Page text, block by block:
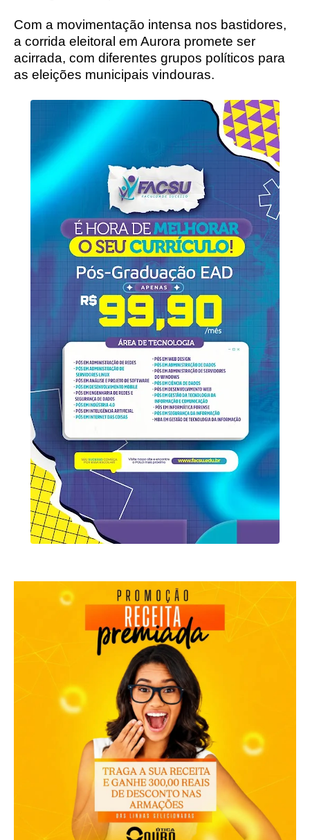
Com a movimentação intensa nos bastidores,
a corrida eleitoral em Aurora promete ser
acirrada, com diferentes grupos políticos para
as eleições municipais vindouras.